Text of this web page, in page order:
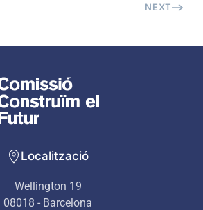
NEXT
Localització
Wellington 19
08018 - Barcelona